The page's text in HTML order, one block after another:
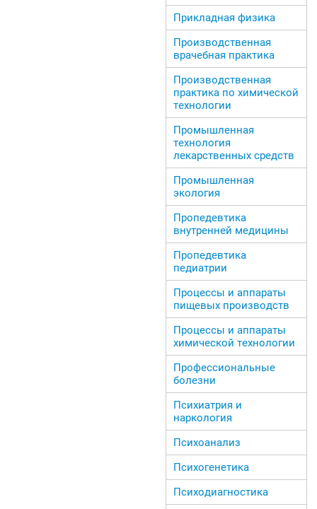
Прикладная физика
Производственная
врачебная практика
Производственная
практика по химической
технологии
Промышленная
технология
лекарственных средств
Промышленная
экология
Пропедевтика
внутренней медицины
Пропедевтика
педиатрии
Процессы и аппараты
пищевых производств
Процессы и аппараты
химической технологии
Профессиональные
болезни
Психиатрия и
наркология
Психоанализ
Психогенетика
Психодиагностика